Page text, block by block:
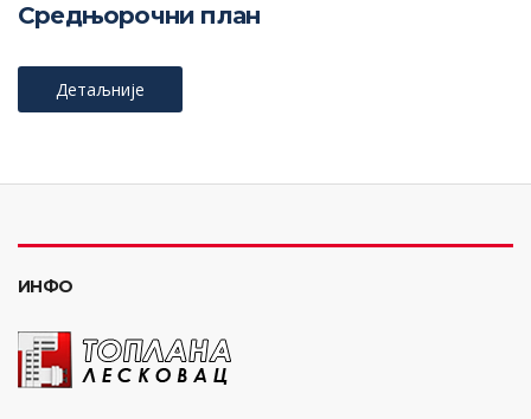
Средњорочни план
Детаљније
ИНФО